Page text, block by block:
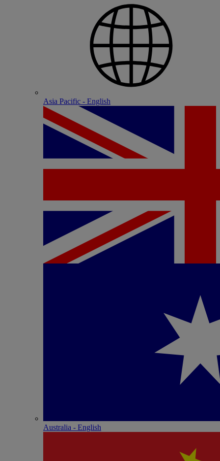
Asia Pacific - English
Australia - English